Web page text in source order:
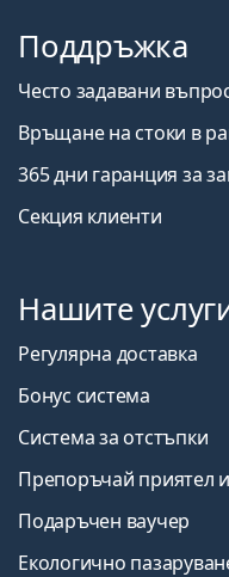
Поддръжка
Често задавани
Връщане на стоки в
365 дни гаранция за
Секция клиенти
Нашите
Регулярна доставка
Бонус система
Система за отстъпки
Препоръчай приятел
Подаръчен ваучер
Екологично